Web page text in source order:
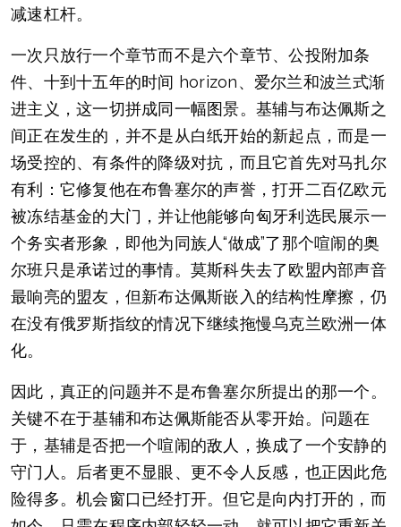
减速杠杆。
一次只放行一个章节而不是六个章节、公投附加条
件、十到十五年的时间 horizon、爱尔兰和波兰式渐
进主义，这一切拼成同一幅图景。基辅与布达佩斯之
间正在发生的，并不是从白纸开始的新起点，而是一
场受控的、有条件的降级对抗，而且它首先对马扎尔
有利：它修复他在布鲁塞尔的声誉，打开二百亿欧元
被冻结基金的大门，并让他能够向匈牙利选民展示一
个务实者形象，即他为同族人“做成”了那个喧闹的奥
尔班只是承诺过的事情。莫斯科失去了欧盟内部声音
最响亮的盟友，但新布达佩斯嵌入的结构性摩擦，仍
在没有俄罗斯指纹的情况下继续拖慢乌克兰欧洲一体
化。
因此，真正的问题并不是布鲁塞尔所提出的那一个。
关键不在于基辅和布达佩斯能否从零开始。问题在
于，基辅是否把一个喧闹的敌人，换成了一个安静的
守门人。后者更不显眼、更不令人反感，也正因此危
险得多。机会窗口已经打开。但它是向内打开的，而